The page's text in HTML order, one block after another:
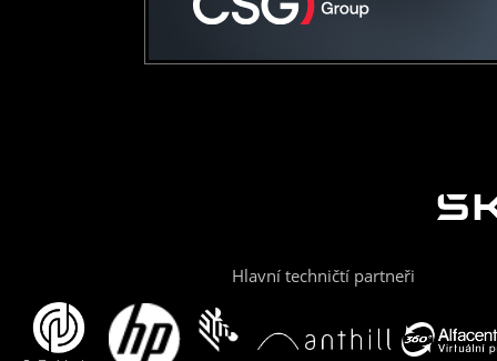
Hlavní techničtí partneři